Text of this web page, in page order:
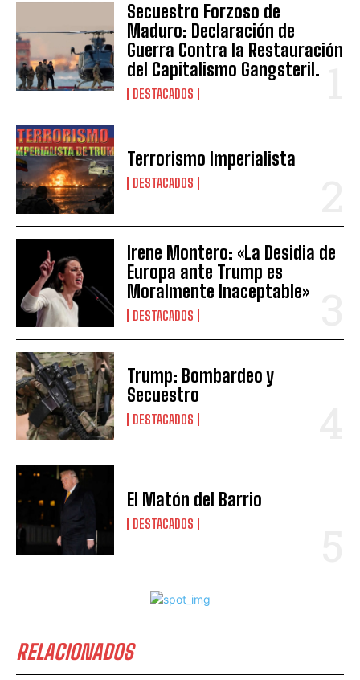
Secuestro Forzoso de
Maduro: Declaración de
Guerra Contra la Restauración
del Capitalismo Gangsteril.
DESTACADOS
Terrorismo Imperialista
DESTACADOS
Irene Montero: «La Desidia de
Europa ante Trump es
Moralmente Inaceptable»
DESTACADOS
Trump: Bombardeo y
Secuestro
DESTACADOS
El Matón del Barrio
DESTACADOS
RELACIONADOS